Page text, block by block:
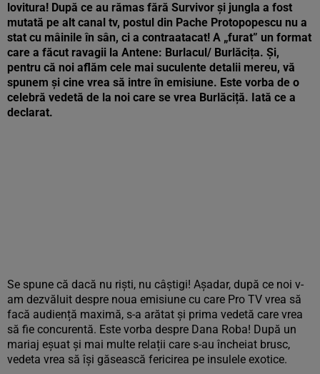
lovitura! După ce au rămas fără Survivor și jungla a fost
mutată pe alt canal tv, postul din Pache Protopopescu nu a
stat cu mâinile în sân, ci a contraatacat! A „furat” un format
care a făcut ravagii la Antene: Burlacul/ Burlăcița. Și,
pentru că noi aflăm cele mai suculente detalii mereu, vă
spunem și cine vrea să intre în emisiune. Este vorba de o
celebră vedetă de la noi care se vrea Burlăciță. Iată ce a
declarat.
Se spune că dacă nu riști, nu câștigi! Așadar, după ce noi v-
am dezvăluit despre noua emisiune cu care Pro TV vrea să
facă audiență maximă, s-a arătat și prima vedetă care vrea
să fie concurentă. Este vorba despre Dana Roba! După un
mariaj eșuat și mai multe relații care s-au încheiat brusc,
vedeta vrea să își găsească fericirea pe insulele exotice.